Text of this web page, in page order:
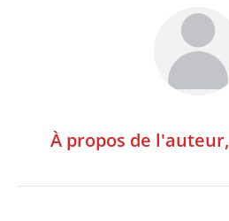
À propos de l'auteur,